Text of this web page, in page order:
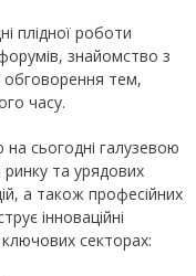
плідної роботи
знайомство з
тем,
часу.
сьогодні галузевою
ринку та урядових
а також професійних
інноваційні
ключових секторах: